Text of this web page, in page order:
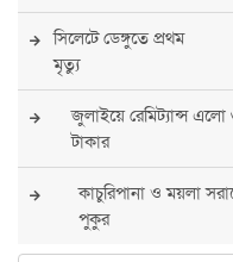
সিলেটে ডেঙ্গুতে প্রথম
মৃত্যু
জুলাইয়ে রেমিট্যান্স
টাকার
কাচুরিপানা ও ময়লা
পুকুর